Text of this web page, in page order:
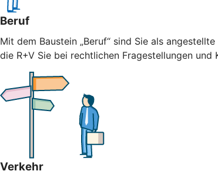
Beruf
Mit dem Baustein „Beruf“ sind Sie als
die R+V Sie bei rechtlichen Fragestellungen und
Verkehr